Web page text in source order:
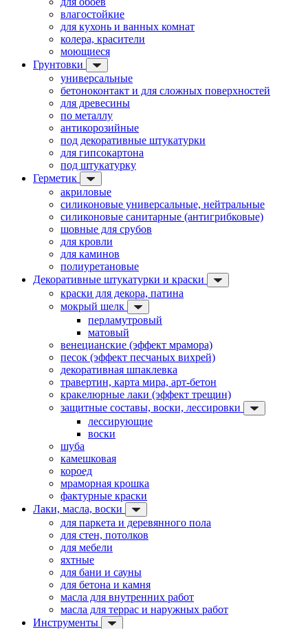
влагостойкие
для кухонь и ванных комнат
колера, красители
моющиеся
Грунтовки
универсальные
бетоноконтакт и для сложных поверхностей
для древесины
по металлу
антикорозийные
под декоративные штукатурки
для гипсокартона
под штукатурку
Герметик
акриловые
силиконовые универсальные, нейтральные
силиконовые санитарные (антигрибковые)
шовные для срубов
для кровли
для каминов
полиуретановые
Декоративные штукатурки и краски
краски для декора, патина
мокрый шелк
перламутровый
матовый
венецианские (эффект мрамора)
песок (эффект песчаных вихрей)
декоративная шпаклевка
травертин, карта мира, арт-бетон
кракелюрные лаки (эффект трещин)
защитные составы, воски, лессировки
лессирующие
воски
шуба
камешковая
короед
мраморная крошка
фактурные краски
Лаки, масла, воски
для паркета и деревянного пола
для стен, потолков
для мебели
яхтные
для бани и сауны
для бетона и камня
масла для внутренних работ
масла для террас и наружных работ
Инструменты